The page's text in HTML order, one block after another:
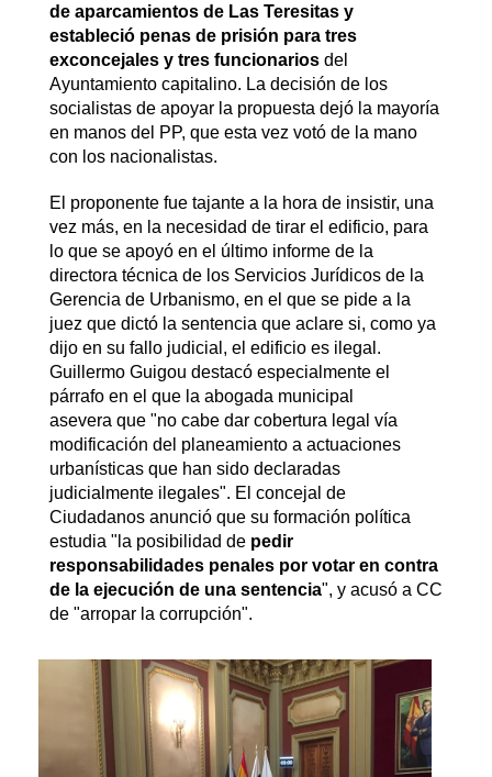
de aparcamientos de Las Teresitas y
estableció penas de prisión para tres
exconcejales y tres funcionariosdel
Ayuntamiento capitalino. La decisión de los
socialistas de apoyar la propuesta dejó la mayoría
en manos del PP, que esta vez votó de la mano
con los nacionalistas.
El proponente fue tajante a la hora de insistir, una
vez más, en la necesidad de tirar el edificio, para
lo que se apoyó en el último informe de la
directora técnica de los Servicios Jurídicos de la
Gerencia de Urbanismo, en el que se pide a la
juez que dictó la sentencia que aclare si, como ya
dijo en su fallo judicial, el edificio es ilegal.
Guillermo Guigou destacó especialmente el
párrafo en el que la abogada municipal
asevera que "no cabe dar cobertura legal vía
modificación del planeamiento a actuaciones
urbanísticas que han sido declaradas
judicialmente ilegales". El concejal de
Ciudadanos anunció que su formación política
estudia "la posibilidad de pedir
responsabilidades penales por votar en contra
de la ejecución de una sentencia", y acusó a CC
de "arropar la corrupción".